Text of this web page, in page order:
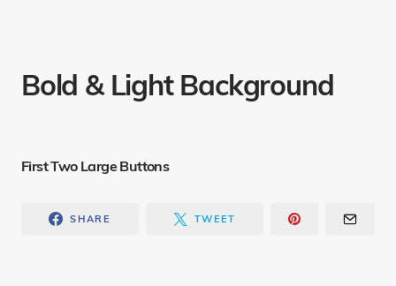
Bold & Light Background
First Two Large Buttons
SHARE TWEET